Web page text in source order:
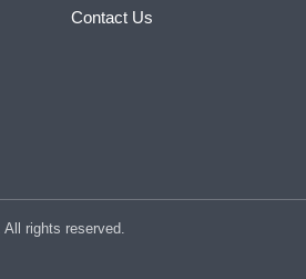
Contact Us
rights reserved.